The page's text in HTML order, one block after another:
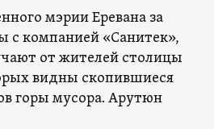
мэрии Еревана за
с компанией «Санитек»,
от жителей столицы
видны скопившиеся
горы мусора. Арутюн